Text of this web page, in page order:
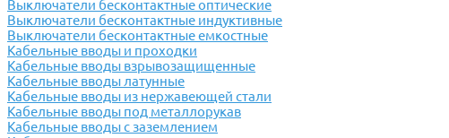
Выключатели бесконтактные оптические
Выключатели бесконтактные индуктивные
Выключатели бесконтактные емкостные
Кабельные вводы и проходки
Кабельные вводы взрывозащищенные
Кабельные вводы латунные
Кабельные вводы из нержавеющей стали
Кабельные вводы под металлорукав
Кабельные вводы с заземлением